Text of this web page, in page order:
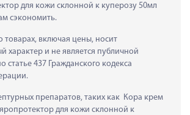
для кожи склонной к куперозу 50мл
сэкономить.
включая цены, носит
характер и не является публичной
статье 437 Гражданского кодекса
препаратов, таких как  Кора крем
для кожи склонной к